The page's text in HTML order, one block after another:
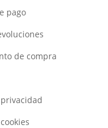
pago
de compra